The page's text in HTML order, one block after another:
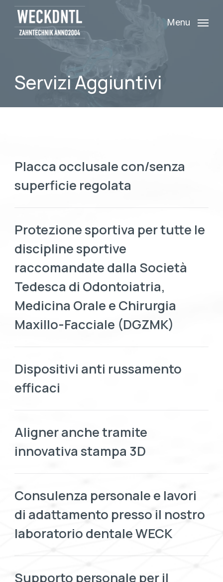
Skip
main
Menu
Servizi Aggiuntivi
Placca occlusale con/senza
superficie regolata
Protezione sportiva per tutte le
discipline sportive
raccomandate dalla Società
Tedesca di Odontoiatria,
Medicina Orale e Chirurgia
Maxillo-Facciale (DGZMK)
Dispositivi anti russamento
efficaci
Aligner anche tramite
innovativa stampa 3D
Consulenza personale e lavori
di adattamento presso il nostro
laboratorio dentale WECK
Supporto personale per il